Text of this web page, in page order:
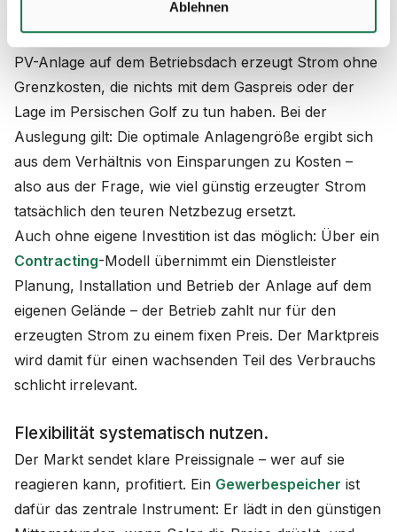
Ablehnen
kommt, muss nicht am Markt beschafft werden. So
sinkt die Abhängigkeit von Preisschwankungen. Eine
PV-Anlage auf dem Betriebsdach erzeugt Strom ohne
Grenzkosten, die nichts mit dem Gaspreis oder der
Lage im Persischen Golf zu tun haben. Bei der
Auslegung gilt: Die optimale Anlagengröße ergibt sich
aus dem Verhältnis von Einsparungen zu Kosten –
also aus der Frage, wie viel günstig erzeugter Strom
tatsächlich den teuren Netzbezug ersetzt.
Auch ohne eigene Investition ist das möglich: Über ein
Contracting-Modell übernimmt ein Dienstleister
Planung, Installation und Betrieb der Anlage auf dem
eigenen Gelände – der Betrieb zahlt nur für den
erzeugten Strom zu einem fixen Preis. Der Marktpreis
wird damit für einen wachsenden Teil des Verbrauchs
schlicht irrelevant.
Flexibilität systematisch nutzen.
Der Markt sendet klare Preissignale – wer auf sie
reagieren kann, profitiert. Ein Gewerbespeicher ist
dafür das zentrale Instrument: Er lädt in den günstigen